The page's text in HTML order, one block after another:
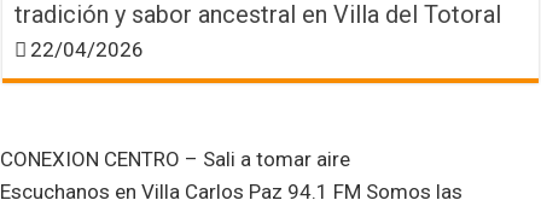
tradición y sabor ancestral en Villa del Totoral
22/04/2026
CONEXION CENTRO – Sali a tomar aire
Escuchanos en Villa Carlos Paz 94.1 FM Somos las